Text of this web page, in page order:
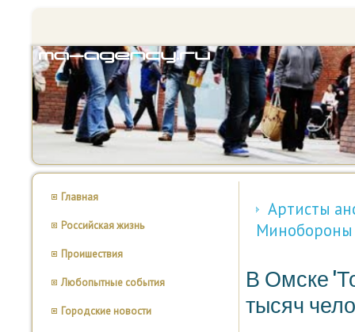
Главная
Российская жизнь
Проишествия
Любопытные события
Городские новости
Артисты
В Омске
тысяч